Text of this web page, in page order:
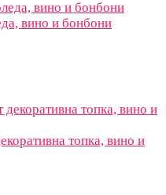
вино и бонбони
топка, вино и